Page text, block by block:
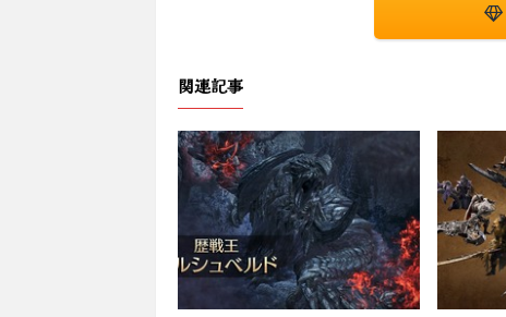
関連記事